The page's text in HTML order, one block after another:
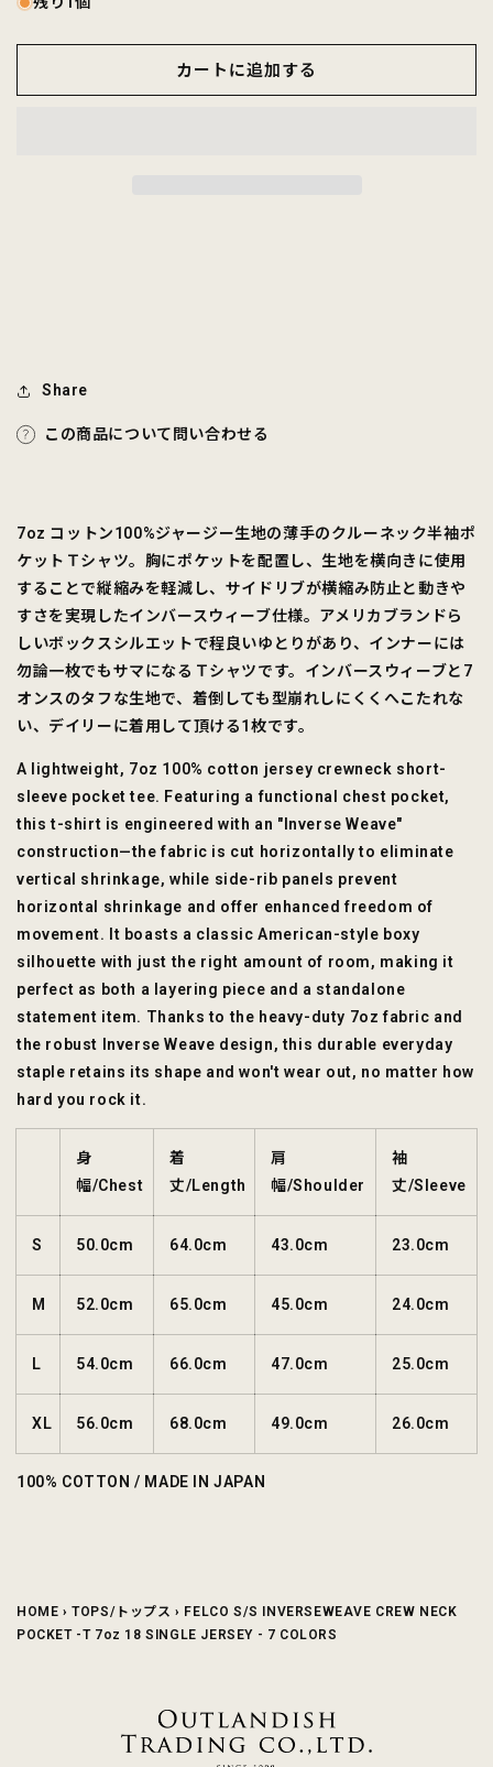
NECK
-
を
ら
NECK
POCKET
-
や
カートに追加する
Share
この商品について問い合わせる
7oz コットン100%ジャージー生地の薄手のクルーネック半袖ポ
ケットＴシャツ。胸にポケットを配置し、生地を横向きに使用
することで縦縮みを軽減し、サイドリブが横縮み防止と動きや
すさを実現したインバースウィーブ仕様。アメリカブランドら
しいボックスシルエットで程良いゆとりがあり、インナーには
勿論一枚でもサマになるＴシャツです。インバースウィーブと7
オンスのタフな生地で、着倒しても型崩れしにくくへこたれな
い、デイリーに着用して頂ける1枚です。
A lightweight, 7oz 100% cotton jersey crewneck short-
sleeve pocket tee. Featuring a functional chest pocket,
this t-shirt is engineered with an "Inverse Weave"
construction—the fabric is cut horizontally to eliminate
vertical shrinkage, while side-rib panels prevent
horizontal shrinkage and offer enhanced freedom of
movement. It boasts a classic American-style boxy
silhouette with just the right amount of room, making it
perfect as both a layering piece and a standalone
statement item. Thanks to the heavy-duty 7oz fabric and
the robust Inverse Weave design, this durable everyday
staple retains its shape and won't wear out, no matter how
hard you rock it.
身
幅/Chest
着
丈/Length
肩
幅/Shoulder
袖
丈/Sleeve
S 50.0cm 64.0cm 43.0cm 23.0cm
M 52.0cm 65.0cm 45.0cm 24.0cm
L 54.0cm 66.0cm 47.0cm 25.0cm
XL 56.0cm 68.0cm 49.0cm 26.0cm
100% COTTON / MADE IN JAPAN
HOME › TOPS/トップス › FELCO S/S INVERSEWEAVE CREW NECK
POCKET -T 7oz 18 SINGLE JERSEY - 7 COLORS